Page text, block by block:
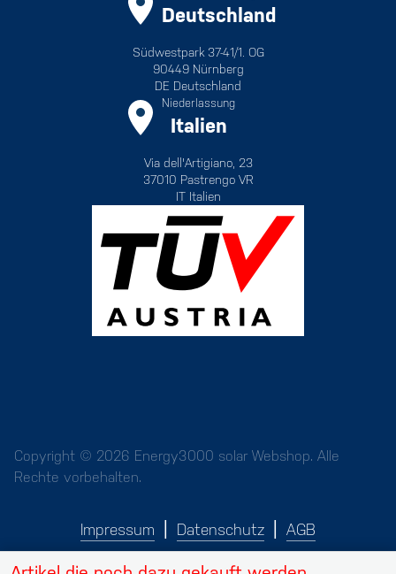
Deutschland
Südwestpark 37-41/1. OG
90449 Nürnberg
DE Deutschland
Niederlassung
Italien
Via dell'Artigiano, 23
37010 Pastrengo VR
IT Italien
Copyright © 2026 Energy3000 solar Webshop. Alle
Rechte vorbehalten.
Impressum Datenschutz AGB